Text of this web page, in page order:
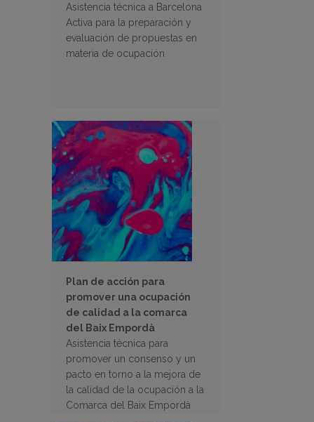
Asistencia técnica a Barcelona
Activa para la preparación y
evaluación de propuestas en
materia de ocupación
Plan de acción para
promover una ocupación
de calidad a la comarca
del Baix Empordà
Asistencia técnica para
promover un consenso y un
pacto en torno a la mejora de
la calidad de la ocupación a la
Comarca del Baix Empordà